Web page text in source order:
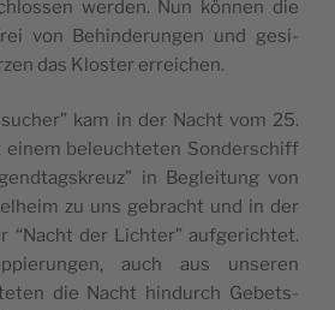
wer­den. Nun kön­nen die
von Behin­de­run­gen und gesi­
das Klos­ter erreichen.
kam in der Nacht vom 25.
einem beleuch­te­ten Son­ders­chiff
in Beglei­tung von
zu uns gebracht und in der
“Nacht der Lich­ter” auf­ge­rich­tet.
auch aus unse­ren
die Nacht hin­durch Gebets­